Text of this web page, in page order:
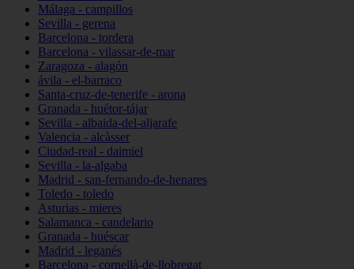
Málaga - campillos
Sevilla - gerena
Barcelona - tordera
Barcelona - vilassar-de-mar
Zaragoza - alagón
ávila - el-barraco
Santa-cruz-de-tenerife - arona
Granada - huétor-tájar
Sevilla - albaida-del-aljarafe
Valencia - alcàsser
Ciudad-real - daimiel
Sevilla - la-algaba
Madrid - san-fernando-de-henares
Toledo - toledo
Asturias - mieres
Salamanca - candelario
Granada - huéscar
Madrid - leganés
Barcelona - cornellà-de-llobregat